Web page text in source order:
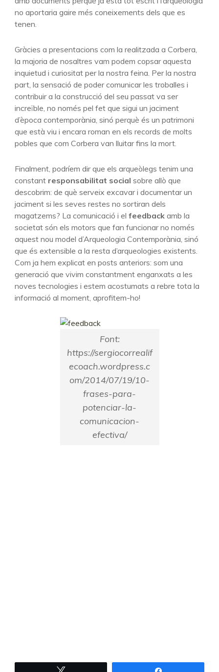
no aportaria gaire més coneixements dels que es
tenen.
Gràcies a presentacions com la realitzada a Corbera,
la majoria de nosaltres vam podem copsar aquesta
inquietud i curiositat per la nostra feina. Per la nostra
part, la sensació de poder comunicar les troballes i
contribuir a la construcció del seu passat va ser
increïble, no només pel fet que sigui un jaciment
d’època contemporània, sinó perquè és un patrimoni
que està viu i encara roman en els records de molts
pobles que com Corbera van lluitar fins la mort.
Finalment, podríem dir que els arqueòlegs tenim una
constant responsabilitat social sobre allò que
descobrim: de què serveix excavar i documentar un
jaciment si les seves restes no sortiran dels
magatzems? La comunicació i el feedback amb la
societat són els motors que fan funcionar no només
aquest nou model d’Arqueologia Contemporània, sinó
que és extensible a la resta d’arqueologies existents.
Com ja hem explicat en posts anteriors: som una
generació que vivim constantment enganxats a les
noves tecnologies i estem acostumats a rebre tota la
informació al moment, aprofitem-ho!
Font:
https://sergiocorrealif
ecoach.wordpress.c
om/2014/07/19/10-
frases-para-
potenciar-la-
comunicacion-
efectiva/